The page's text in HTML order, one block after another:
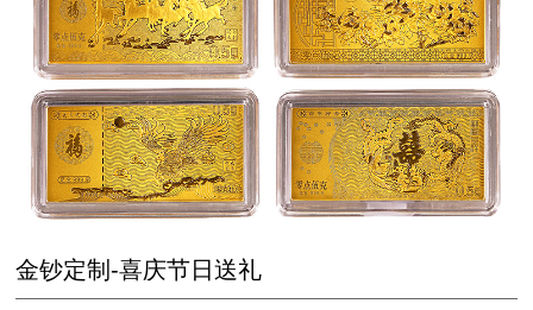
金钞定制-喜庆节日送礼